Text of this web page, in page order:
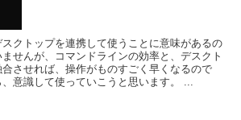
クトップを連携して使うことに意味があるの
せんが、コマンドラインの効率と、デスクト
させれば、操作がものすごく早くなるので
意識して使っていこうと思います。 ...